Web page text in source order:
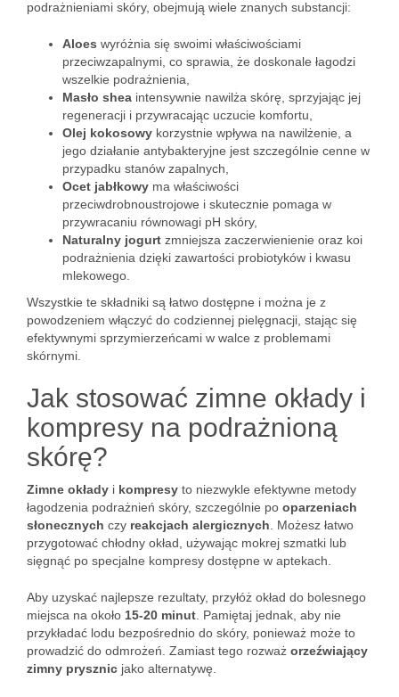
podrażnieniami skóry, obejmują wiele znanych substancji:
Aloes wyróżnia się swoimi właściwościami
przeciwzapalnymi, co sprawia, że doskonale łagodzi
wszelkie podrażnienia,
Masło shea intensywnie nawilża skórę, sprzyjając jej
regeneracji i przywracając uczucie komfortu,
Olej kokosowy korzystnie wpływa na nawilżenie, a
jego działanie antybakteryjne jest szczególnie cenne w
przypadku stanów zapalnych,
Ocet jabłkowy ma właściwości
przeciwdrobnoustrojowe i skutecznie pomaga w
przywracaniu równowagi pH skóry,
Naturalny jogurt zmniejsza zaczerwienienie oraz koi
podrażnienia dzięki zawartości probiotyków i kwasu
mlekowego.
Wszystkie te składniki są łatwo dostępne i można je z
powodzeniem włączyć do codziennej pielęgnacji, stając się
efektywnymi sprzymierzeńcami w walce z problemami
skórnymi.
Jak stosować zimne okłady i
kompresy na podrażnioną
skórę?
Zimne okłady i kompresy to niezwykle efektywne metody
łagodzenia podrażnień skóry, szczególnie po oparzeniach
słonecznych czy reakcjach alergicznych . Możesz łatwo
przygotować chłodny okład, używając mokrej szmatki lub
sięgnąć po specjalne kompresy dostępne w aptekach.
Aby uzyskać najlepsze rezultaty, przyłóż okład do bolesnego
miejsca na około 15-20 minut . Pamiętaj jednak, aby nie
przykładać lodu bezpośrednio do skóry, ponieważ może to
prowadzić do odmrożeń. Zamiast tego rozważ orzeźwiający
zimny prysznic jako alternatywę.